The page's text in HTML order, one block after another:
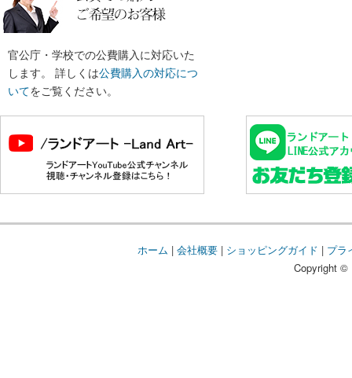
官公庁・学校での公費購入に対応いた
します。 詳しくは公費購入の対応につ
いてをご覧ください。
ホーム | 会社概要| ショッピングガイド | プラ
Copyright ©